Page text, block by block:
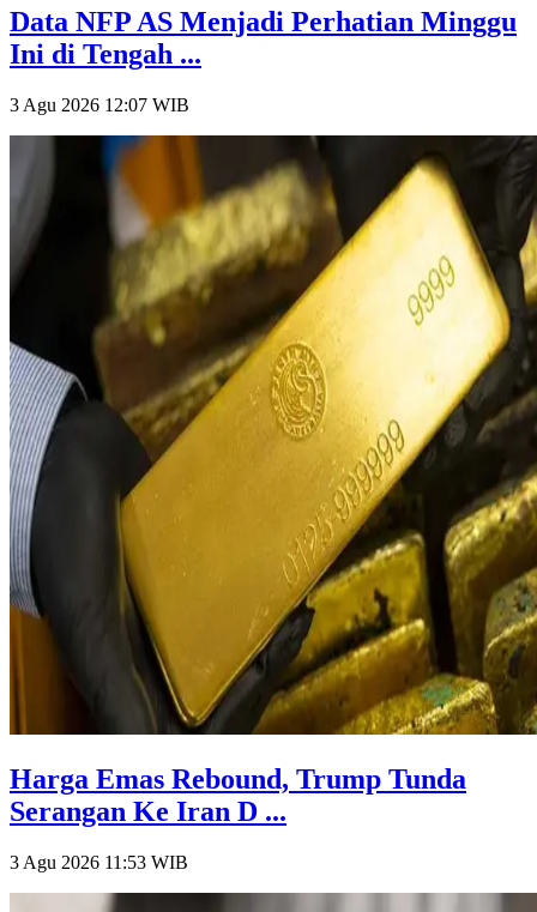
Data NFP AS Menjadi Perhatian Minggu
Ini di Tengah ...
3 Agu 2026 12:07 WIB
Harga Emas Rebound, Trump Tunda
Serangan Ke Iran D ...
3 Agu 2026 11:53 WIB